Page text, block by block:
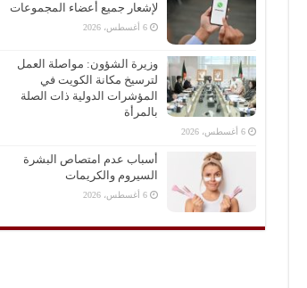
لإشعار جميع أعضاء المجموعات
6 أغسطس، 2026
وزيرة الشؤون: مواصلة العمل
لترسيخ مكانة الكويت في
المؤشرات الدولية ذات الصلة
بالمرأة
6 أغسطس، 2026
أسباب عدم امتصاص البشرة
السيروم والكريمات
6 أغسطس، 2026